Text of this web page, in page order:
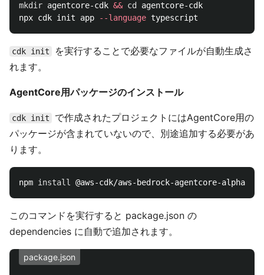
mkdir agentcore-cdk && cd agentcore-cdk
npx cdk init app
--language
cdk init
を実行することで必要なファイルが自動生成さ
れます。
AgentCore用パッケージのインストール
cdk init
で作成されたプロジェクトにはAgentCore用の
パッケージが含まれていないので、別途追加する必要があ
ります。
npm install
このコマンドを実行すると package.json の
dependencies に自動で追加されます。
package.json